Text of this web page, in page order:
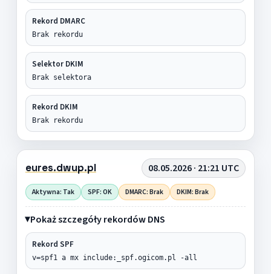
Rekord DMARC
Brak rekordu
Selektor DKIM
Brak selektora
Rekord DKIM
Brak rekordu
eures.dwup.pl 08.05.2026 · 21:21 UTC
Aktywna: Tak SPF: OK DMARC: Brak DKIM: Brak
Pokaż szczegóły rekordów DNS
Rekord SPF
v=spf1 a mx include:_spf.ogicom.pl -all